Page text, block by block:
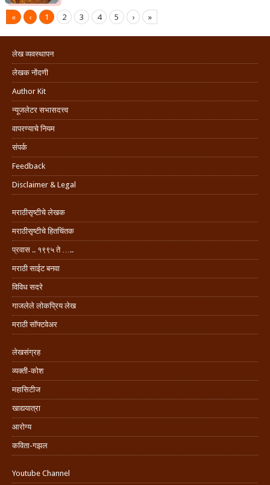
« ‹ 1 2 3 4 5 › »
लेख व्यवस्थापन
लेखक नोंदणी
Author Kit
न्यूजलेटर सभासदत्त्व
वापरण्याचे नियम
संपर्क
Feedback
Disclaimer & Legal
मराठीसृष्टीचे लेखक
मराठीसृष्टीचे हितचिंतक
प्रवास .. १९९५ ते …..
मराठी साईट बनवा
विविध सदरे
गाजलेले लोकप्रिय लेख
मराठी सॉफ्टवेअर
लेखसंग्रह
व्यक्ती-कोश
महासिटीज
खाद्ययात्रा
आरोग्य
कविता-गझल
Youtube Channel